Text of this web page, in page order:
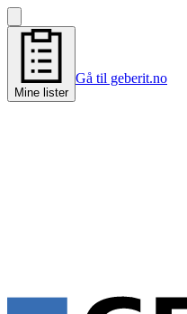
Mine lister
Gå til geberit.no